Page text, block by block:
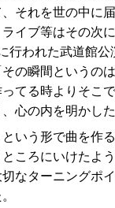
それを世の中に
イブ等はその次
行われた武道館公
の瞬間というの
てる時よりそこ
心の内を明かした
いう形で曲を作
ころにいけたよ
なターニングポ